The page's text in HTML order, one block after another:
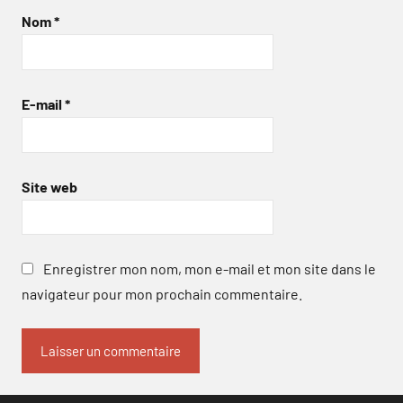
Nom*
E-mail *
Site web
Enregistrer mon nom, mon e-mail et mon site dans le
navigateur pour mon prochain commentaire.